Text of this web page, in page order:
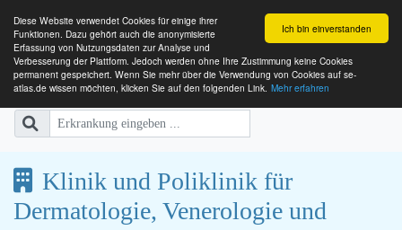
Ich bin einverstanden
Diese Website verwendet Cookies für einige ihrer
Funktionen. Dazu gehört auch die anonymisierte
Erfassung von Nutzungsdaten zur Analyse und
Verbesserung der Plattform. Jedoch werden ohne Ihre Zustimmung keine Cookies
permanent gespeichert. Wenn Sie mehr über die Verwendung von Cookies auf se-
atlas.de wissen möchten, klicken Sie auf den folgenden Link. Mehr erfahren
SE-ATLAS
Versorgungsatlas für Menschen
Klinik und Poliklinik für
Dermatologie, Venerologie und